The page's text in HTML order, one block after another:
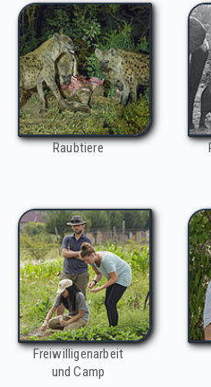
Raubtiere
Freiwilligenarbeit
und Camp